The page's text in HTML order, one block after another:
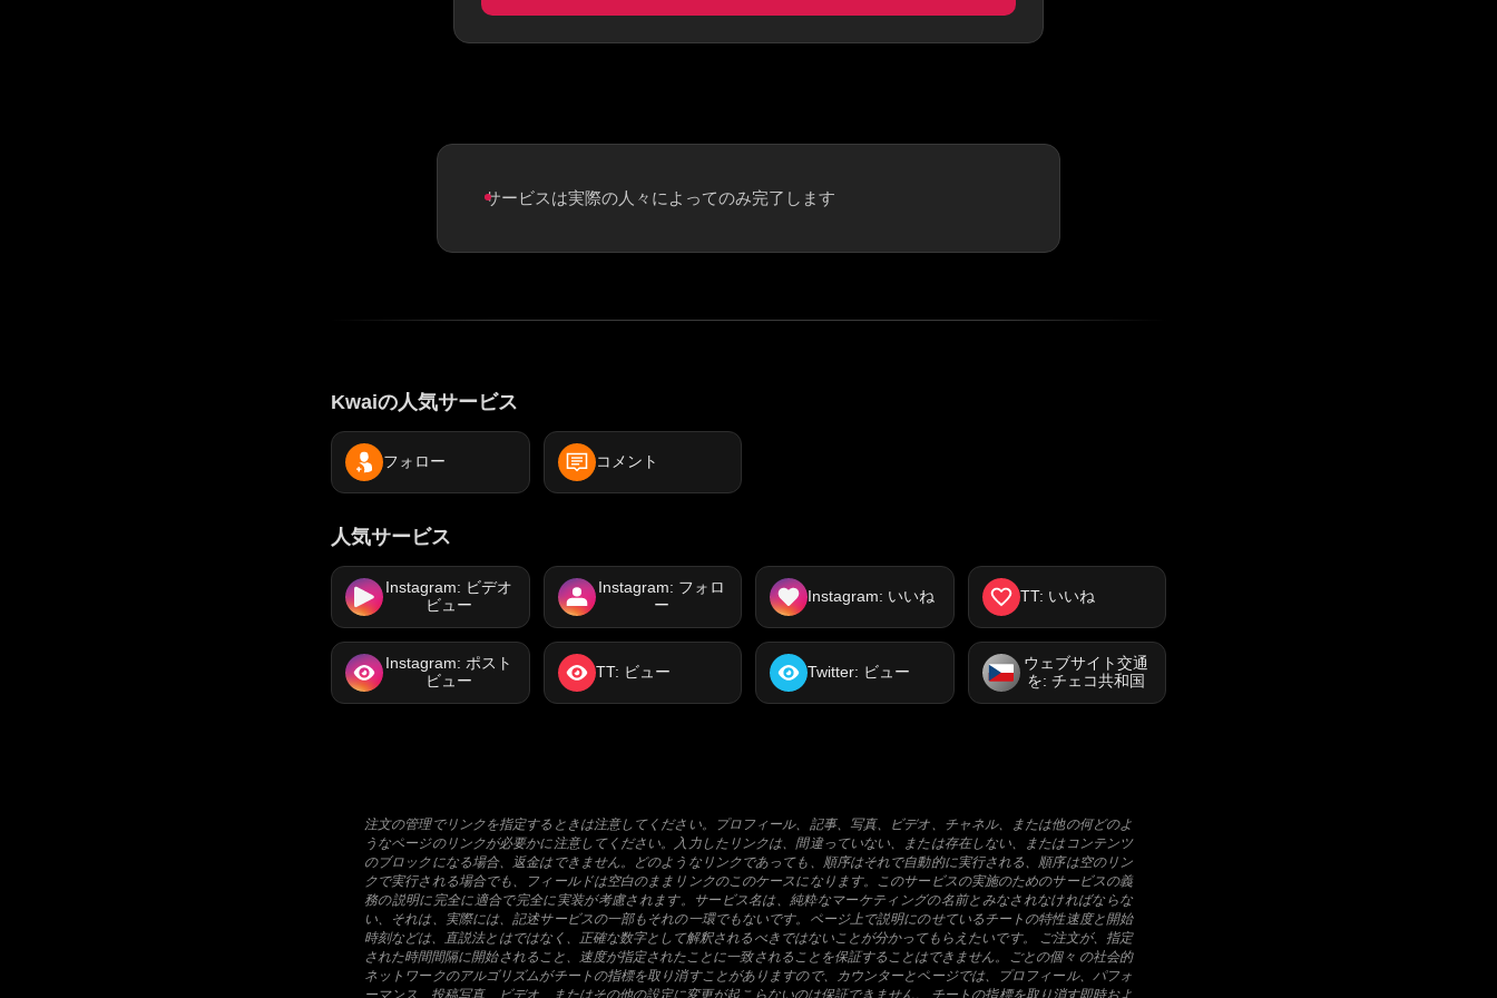
サービスは実際の人々によってのみ完了します
Kwaiの人気サービス
フォロー コメント
人気サービス
Instagram: ビデオ
ビュー
Instagram: フォロ
ー
Instagram: いいね TT: いいね
Instagram: ポスト
ビュー
TT: ビュー Twitter: ビュー
ウェブサイト交通
を: チェコ共和国
注文の管理でリンクを指定するときは注意してください。プロフィール、記事、写真、ビデオ、チャネル、または他の何どのよ
うなページのリンクが必要かに注意してください。入力したリンクは、間違っていない、または存在しない、またはコンテンツ
のブロックになる場合、返金はできません。どのようなリンクであっても、順序はそれで自動的に実行される、順序は空のリン
クで実行される場合でも、フィールドは空白のままリンクのこのケースになります。このサービスの実施のためのサービスの義
務の説明に完全に適合で完全に実装が考慮されます。サービス名は、純粋なマーケティングの名前とみなされなければならな
い、それは、実際には、記述サービスの一部もそれの一環でもないです。ページ上で説明にのせているチートの特性速度と開始
時刻などは、直説法とはではなく、正確な数字として解釈されるべきではないことが分かってもらえたいです。 ご注文が、指定
された時間間隔に開始されること、速度が指定されたことに一致されることを保証することはできません。ごとの個々 の社会的
ネットワークのアルゴリズムがチートの指標を取り消すことがありますので、カウンターとページでは、プロフィール、パフォ
ーマンス、投稿写真、ビデオ、またはその他の設定に変更が起こらないのは保証できません。 チートの指標を取り消す即時およ